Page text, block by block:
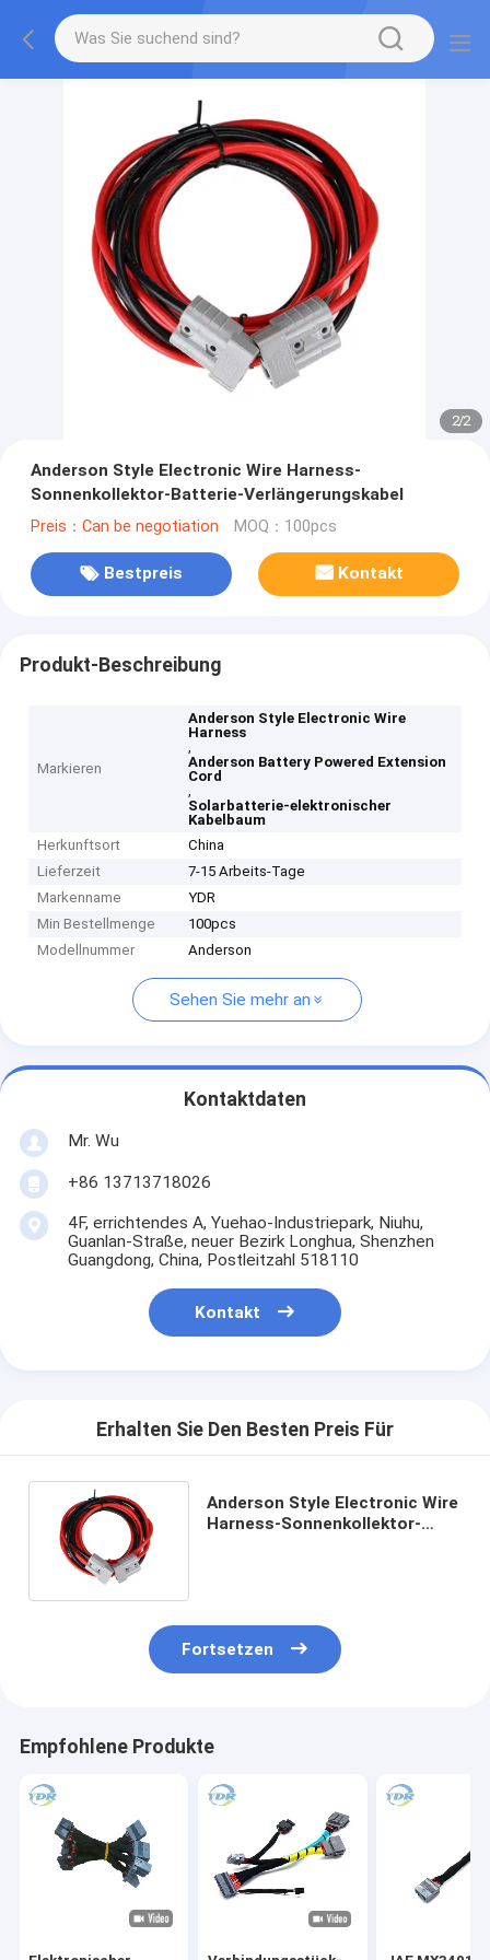
2/2
Anderson Style Electronic Wire Harness-
Sonnenkollektor-Batterie-Verlängerungskabel
Preis：Can be negotiation MOQ：100pcs
Bestpreis Kontakt
Produkt-Beschreibung
Markieren
Anderson Style Electronic Wire
Harness
,
Anderson Battery Powered Extension
Cord
,
Solarbatterie-elektronischer
Kabelbaum
Herkunftsort
China
Lieferzeit
7-15 Arbeits-Tage
Markenname
YDR
Min Bestellmenge
100pcs
Modellnummer
Anderson
Sehen Sie mehr an
Kontaktdaten
Mr. Wu
+86 13713718026
4F, errichtendes A, Yuehao-Industriepark, Niuhu,
Guanlan-Straße, neuer Bezirk Longhua, Shenzhen
Guangdong, China, Postleitzahl 518110
Kontakt
Erhalten Sie Den Besten Preis Für
Anderson Style Electronic Wire
Harness-Sonnenkollektor-
Fortsetzen
Empfohlene Produkte